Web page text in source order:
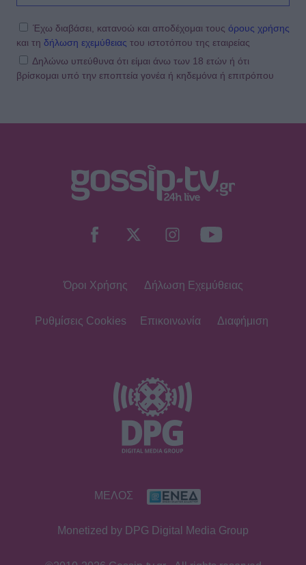
Έχω διαβάσει, κατανοώ και αποδέχομαι τους όρους χρήσης
και τη δήλωση εχεμύθειας του ιστοτόπου της εταιρείας
Δηλώνω υπεύθυνα ότι είμαι άνω των 18 ετών ή ότι
βρίσκομαι υπό την εποπτεία γονέα ή κηδεμόνα ή επιτρόπου
Όροι Χρήσης Δήλωση Εχεμύθειας
Ρυθμίσεις Cookies Επικοινωνία Διαφήμιση
ΜΕΛΟΣ
Monetized by DPG Digital Media Group